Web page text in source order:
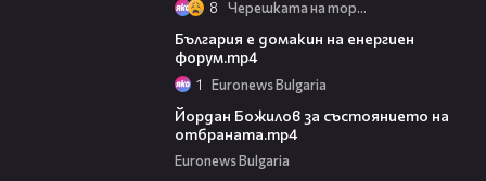
8 Черешката на тортата
България е домакин на енергиен
форум.mp4
1 Euronews Bulgaria
Йордан Божилов за състоянието на
отбраната.mp4
Euronews Bulgaria